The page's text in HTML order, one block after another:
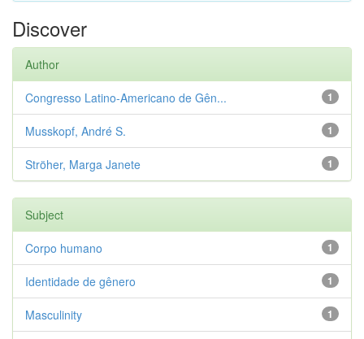
Discover
Author
1
Congresso Latino-Americano de Gên...
1
Musskopf, André S.
1
Ströher, Marga Janete
Subject
1
Corpo humano
1
Identidade de gênero
1
Masculinity